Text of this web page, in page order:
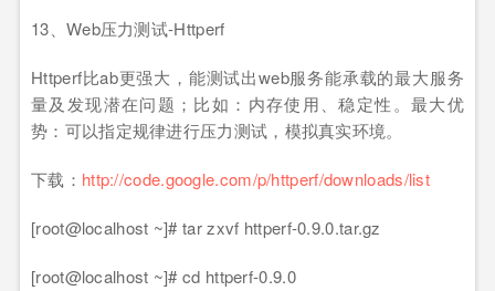
13、Web压力测试-Httperf
Httperf比ab更强大，能测试出web服务能承载的最大服务
量及发现潜在问题；比如：内存使用、稳定性。最大优
势：可以指定规律进行压力测试，模拟真实环境。
下载： http://code.google.com/p/httperf/downloads/list
[root@localhost ~]# tar zxvf httperf-0.9.0.tar.gz
[root@localhost ~]# cd httperf-0.9.0